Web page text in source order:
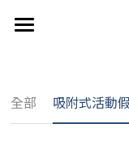
全口重建療程
單科/多顆
作品集
全部 吸附式活動
植牙相關知識